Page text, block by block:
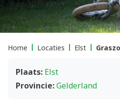
Home Locaties Elst
Plaats: Elst
Provincie:Gelderland